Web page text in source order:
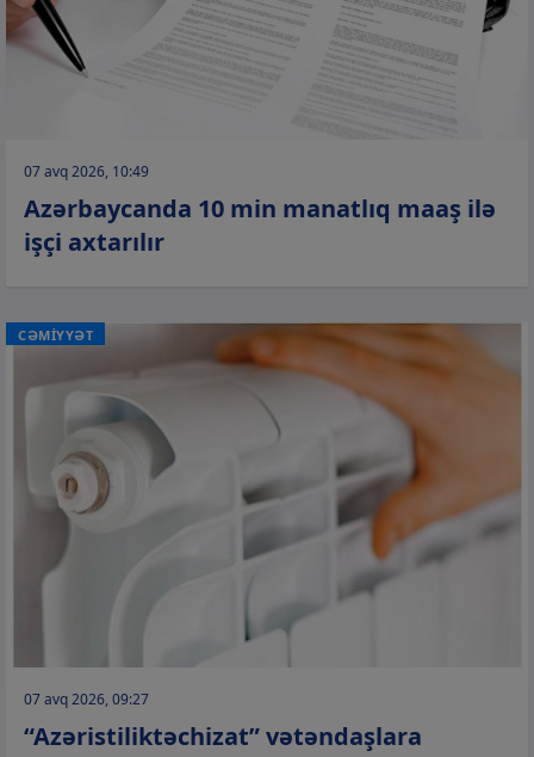
07 avq 2026, 10:49
Azərbaycanda 10 min manatlıq maaş ilə
işçi axtarılır
CƏMİYYƏT
07 avq 2026, 09:27
“Azəristiliktəchizat” vətəndaşlara